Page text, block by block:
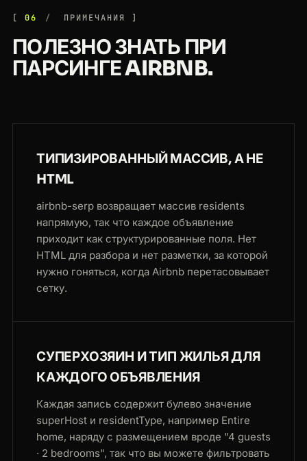
06 ПРИМЕЧАНИЯ
ПОЛЕЗНО ЗНАТЬ ПРИ
ПАРСИНГЕ AIRBNB.
ТИПИЗИРОВАННЫЙ МАССИВ, А НЕ
HTML
airbnb-serp возвращает массив residents
напрямую, так что каждое объявление
приходит как структурированные поля. Нет
HTML для разбора и нет разметки, за которой
нужно гоняться, когда Airbnb перетасовывает
сетку.
СУПЕРХОЗЯИН И ТИП ЖИЛЬЯ ДЛЯ
КАЖДОГО ОБЪЯВЛЕНИЯ
Каждая запись содержит булево значение
superHost и residentType, например Entire
home, наряду с размещением вроде "4 guests
· 2 bedrooms", так что вы можете фильтровать